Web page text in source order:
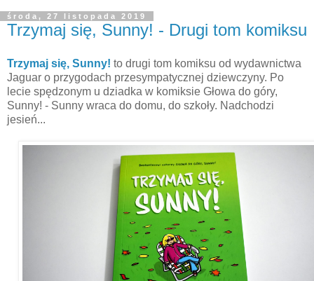
środa, 27 listopada 2019
Trzymaj się, Sunny! - Drugi tom komiksu
Trzymaj się, Sunny! to drugi tom komiksu od wydawnictwa
Jaguar o przygodach przesympatycznej dziewczyny. Po
lecie spędzonym u dziadka w komiksie Głowa do góry,
Sunny! - Sunny wraca do domu, do szkoły. Nadchodzi
jesień...